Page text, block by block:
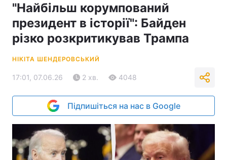
"Найбільш корумпований
президент в історії": Байден
різко розкритикував Трампа
НІКІТА ШЕНДЕРОВСЬКИЙ
17:01, 07.06.26 2 хв. 4048
Підпишіться на нас в Google